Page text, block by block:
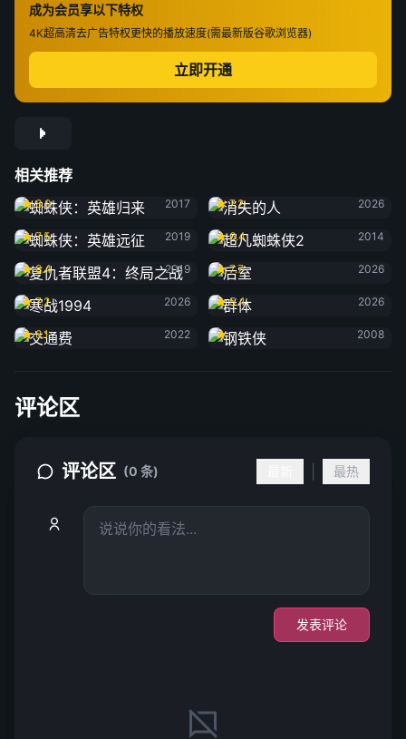
成为会员享以下特权
4K超高清去广告特权更快的播放速度(需最新版谷歌浏览器)
立即开通
相关推荐
蜘蛛侠：英雄归来
8.0
2017
7.2
2026
蜘蛛侠：英雄远征
7.5
2019
超凡蜘蛛侠2
6.4
2014
复仇者联盟4：终局之战
8.4
2019
后室
7.7
2026
寒战1994
7.2
2026
群体
5.4
2026
交通费
8.1
2022
钢铁侠
2008
评论区
评论区 (0 条) 最热
发表评论